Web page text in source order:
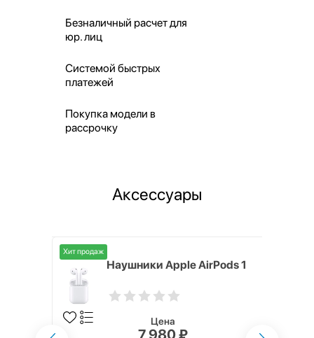
Безналичный расчет для
юр. лиц
Системой быстрых
платежей
Покупка модели в
рассрочку
Аксессуары
Хит продаж
Наушники Apple AirPods 1
Цена
7 980 ₽